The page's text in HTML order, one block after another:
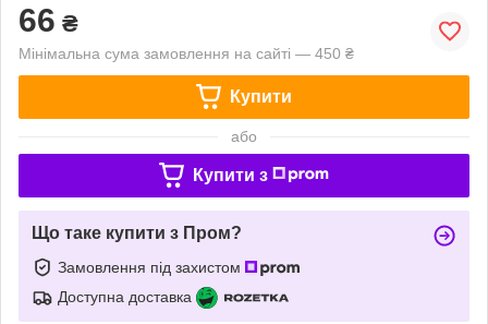
66 ₴
Мінімальна сума замовлення на сайті — 450 ₴
Купити
або
Купити з
Що таке купити з Пром?
Замовлення під захистом
Доступна доставка